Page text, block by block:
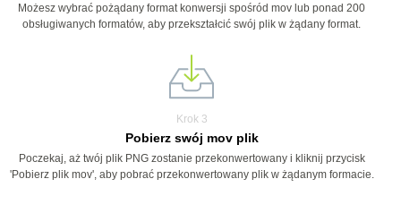
Możesz wybrać pożądany format konwersji spośród mov lub ponad 200
obsługiwanych formatów, aby przekształcić swój plik w żądany format.
Krok 3
Pobierz swój mov plik
Poczekaj, aż twój plik PNG zostanie przekonwertowany i kliknij przycisk
'Pobierz plik mov', aby pobrać przekonwertowany plik w żądanym formacie.